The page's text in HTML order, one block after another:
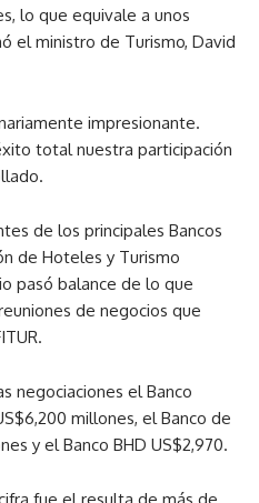
lo que equivale a unos
el ministro de Turismo, David
impresionante.
total nuestra participación
de los principales Bancos
de Hoteles y Turismo
pasó balance de lo que
de negocios que
negociaciones el Banco
millones, el Banco de
y el Banco BHD US$2,970.
fue el resulta de más de